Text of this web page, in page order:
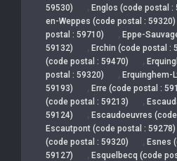
59530)
, Englos (code postal :
en-Weppes (code postal : 59320)
postal : 59710)
, Eppe-
59132)
, Erchin (code postal :
(code postal : 59470)
,
postal : 59320)
, Erquinghem-
59193)
, Erre (code postal :
(code postal : 59213)
,
59124)
, Escaudoeuvres
Escautpont (code postal : 59278)
(code postal : 59320)
, Esnes
59127)
, Esquelbecq (code